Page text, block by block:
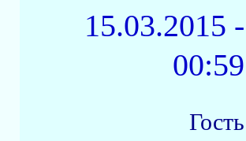
15.03.2015 -
00:59
Гость